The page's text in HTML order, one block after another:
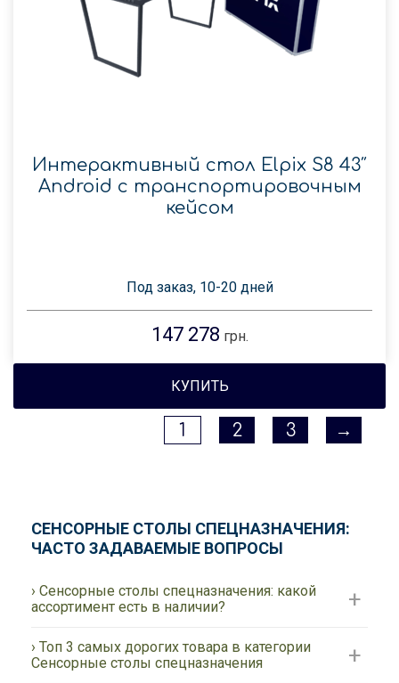
Интерактивный стол Elpix S8 43″
Android с транспортировочным
кейсом
Под заказ, 10-20 дней
147 278 грн.
КУПИТЬ
1 2 3 →
СЕНСОРНЫЕ СТОЛЫ СПЕЦНАЗНАЧЕНИЯ:
ЧАСТО ЗАДАВАЕМЫЕ ВОПРОСЫ
› Сенсорные столы спецназначения: какой
ассортимент есть в наличии?
› Топ 3 самых дорогих товара в категории
Сенсорные столы спецназначения